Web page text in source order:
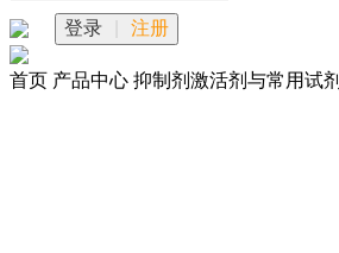
登录 注册
首页 产品中心 抑制剂激活剂与常用试剂